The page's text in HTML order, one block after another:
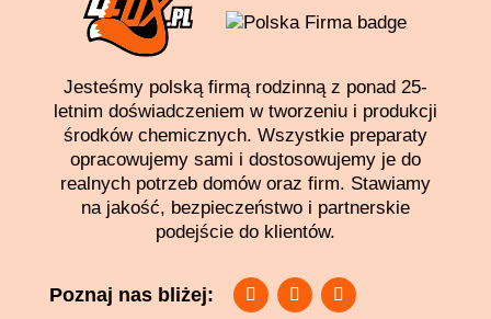
Jesteśmy polską firmą rodzinną z ponad 25-
letnim doświadczeniem w tworzeniu i produkcji
środków chemicznych. Wszystkie preparaty
opracowujemy sami i dostosowujemy je do
realnych potrzeb domów oraz firm. Stawiamy
na jakość, bezpieczeństwo i partnerskie
podejście do klientów.